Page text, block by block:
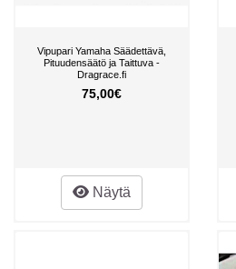
Vipupari Yamaha Säädettävä,
Pituudensäätö ja Taittuva -
Dragrace.fi
75,00€
Näytä